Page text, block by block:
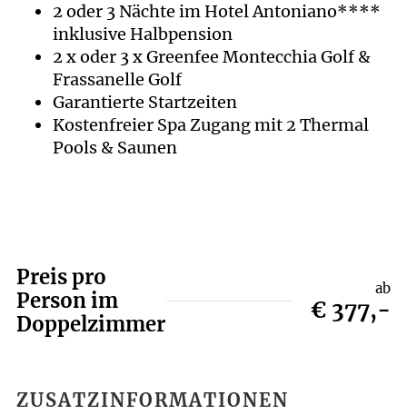
2 oder 3 Nächte im Hotel Antoniano****
inklusive Halbpension
2 x oder 3 x Greenfee Montecchia Golf &
Frassanelle Golf
Garantierte Startzeiten
Kostenfreier Spa Zugang mit 2 Thermal
Pools & Saunen
Preis pro
Person im
Doppelzimmer
ab
€ 377,-
ZUSATZINFORMATIONEN